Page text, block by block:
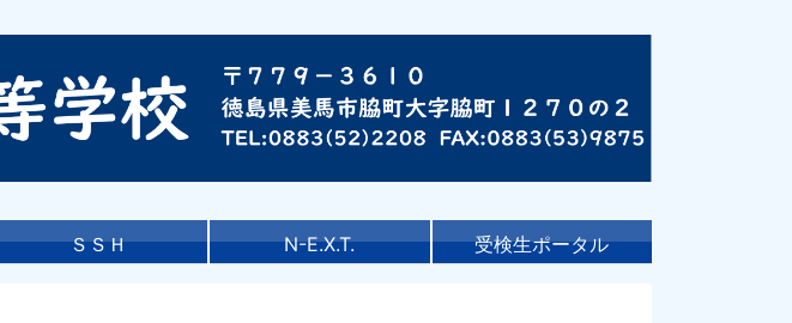
ＳＳＨ N-E.X.T. 受検生ポータル